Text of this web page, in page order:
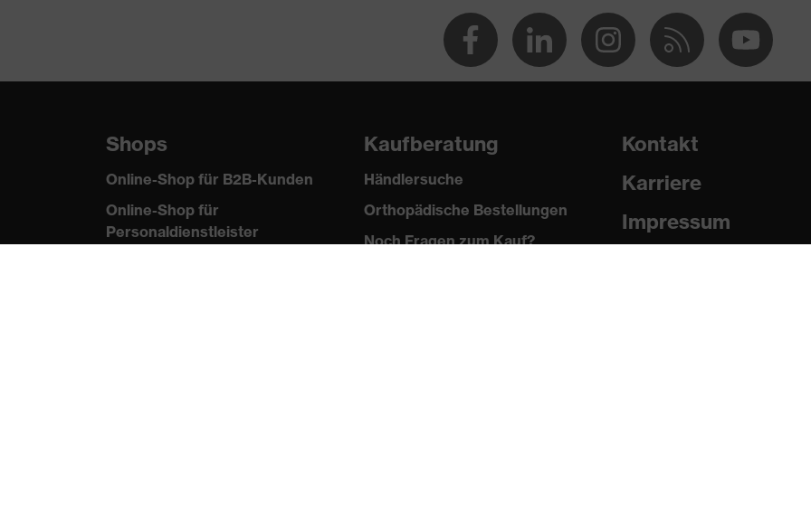
Shops
Online-Shop für B2B-Kunden
Online-Shop für
Personaldienstleister
Kaufberatung
Händlersuche
Orthopädische Bestellungen
Noch Fragen zum Kauf?
Kontakt
Karriere
Impressum